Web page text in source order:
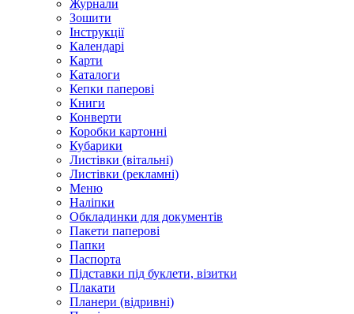
Журнали
Зошити
Інструкції
Календарі
Карти
Каталоги
Кепки паперові
Книги
Конверти
Коробки картонні
Кубарики
Листівки (вітальні)
Листівки (рекламні)
Меню
Наліпки
Обкладинки для документів
Пакети паперові
Папки
Паспорта
Підставки під буклети, візитки
Плакати
Планери (відривні)